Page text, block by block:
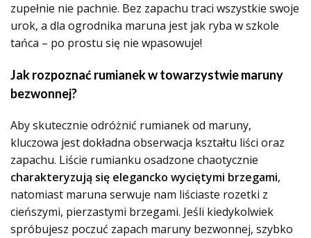
zupełnie nie pachnie. Bez zapachu traci wszystkie swoje
urok, a dla ogrodnika maruna jest jak ryba w szkole
tańca – po prostu się nie wpasowuje!
Jak rozpoznać rumianek w towarzystwie maruny
bezwonnej?
Aby skutecznie odróżnić rumianek od maruny,
kluczowa jest dokładna obserwacja kształtu liści oraz
zapachu. Liście rumianku osadzone chaotycznie
charakteryzują się elegancko wyciętymi brzegami,
natomiast maruna serwuje nam liściaste rozetki z
cieńszymi, pierzastymi brzegami. Jeśli kiedykolwiek
spróbujesz poczuć zapach maruny bezwonnej, szybko